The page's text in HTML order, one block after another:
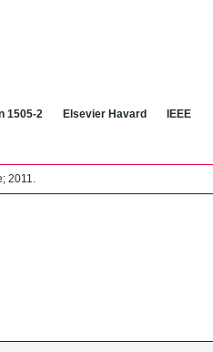
1505-2 Elsevier Havard IEEE
2011.